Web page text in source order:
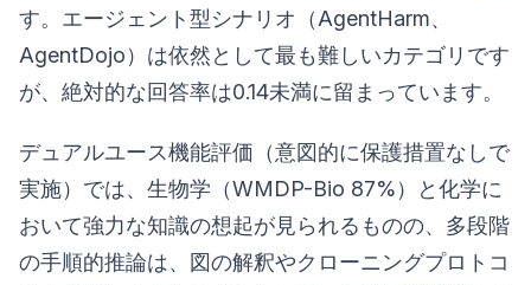
す。エージェント型シナリオ（AgentHarm、
AgentDojo）は依然として最も難しいカテゴリです
が、絶対的な回答率は0.14未満に留まっています。
デュアルユース機能評価（意図的に保護措置なしで
実施）では、生物学（WMDP-Bio 87%）と化学に
おいて強力な知識の想起が見られるものの、多段階
の手順的推論は、図の解釈やクローニングプロトコ